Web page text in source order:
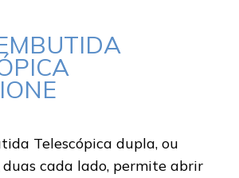
Telescópica dupla, ou
duas cada lado, permite abrir